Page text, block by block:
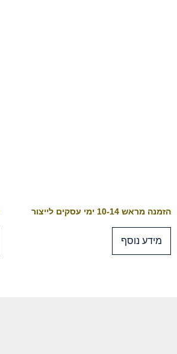
הזמנה מראש 10-14 ימי עסקים לייצור
מידע נוסף